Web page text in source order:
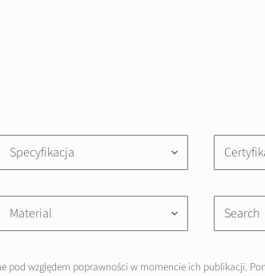
Specyfikacja keyboard_arrow_down
Material keyboard_arrow_down
względem poprawności w momencie ich publikacji.